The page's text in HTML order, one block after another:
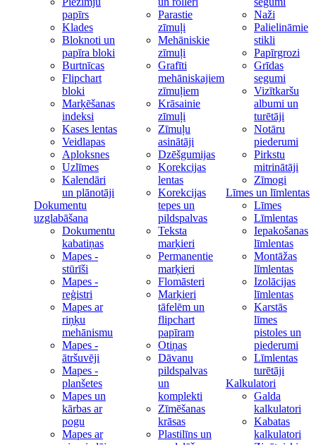
papīrs
Klades
Bloknoti un
papīra bloki
Burtnīcas
Flipchart
bloki
Marķēšanas
indeksi
Kases lentas
Veidlapas
Aploksnes
Uzlīmes
Kalendāri
un plānotāji
Dokumentu
uzglabāšana
Dokumentu
kabatiņas
Mapes -
stūrīši
Mapes -
reģistri
Mapes ar
riņķu
mehānismu
Mapes -
ātršuvēji
Mapes -
planšetes
Mapes un
kārbas ar
pogu
Mapes ar
Parastie
zīmuļi
Mehāniskie
zīmuļi
Grafīti
mehāniskajiem
zīmuļiem
Krāsainie
zīmuļi
Zīmuļu
asinātāji
Dzēšgumijas
Korekcijas
lentas
Korekcijas
tepes un
pildspalvas
Teksta
marķieri
Permanentie
marķieri
Flomāsteri
Marķieri
tāfelēm un
flipchart
papīram
Otiņas
Dāvanu
pildspalvas
un
komplekti
Zīmēšanas
krāsas
Plastilīns un
Naži
Palielināmie
stikli
Papīrgrozi
Grīdas
segumi
Vizītkaršu
albumi un
turētāji
Notāru
piederumi
Pirkstu
mitrinātāji
Zīmogi
Līmes un līmlentas
Līmes
Līmlentas
Iepakošanas
līmlentas
Montāžas
līmlentas
Izolācijas
līmlentas
Karstās
līmes
pistoles un
piederumi
Līmlentas
turētāji
Kalkulatori
Galda
kalkulatori
Kabatas
kalkulatori